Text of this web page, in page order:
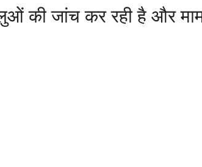
की जांच कर रही है और